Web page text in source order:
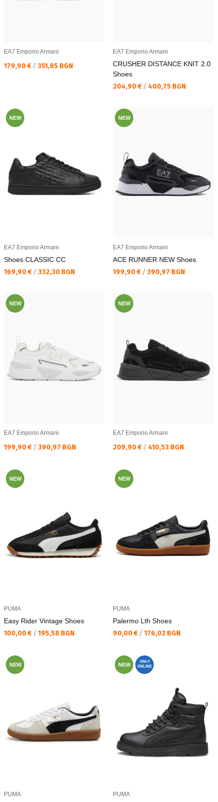
EA7 Emporio Armani
Текуща цена:
179,90 € / 351,85 BGN
EA7 Emporio Armani
CRUSHER DISTANCE KNIT 2.0
Shoes
Текуща цена:
204,90 € / 400,75 BGN
NEW
EA7 Emporio Armani
Shoes CLASSIC CC
Текуща цена:
169,90 € / 332,30 BGN
NEW
EA7 Emporio Armani
ACE RUNNER NEW Shoes
Текуща цена:
199,90 € / 390,97 BGN
NEW
EA7 Emporio Armani
Текуща цена:
199,90 € / 390,97 BGN
NEW
EA7 Emporio Armani
Текуща цена:
209,90 € / 410,53 BGN
NEW
PUMA
Easy Rider Vintage Shoes
Текуща цена:
100,00 € / 195,58 BGN
NEW
PUMA
Palermo Lth Shoes
Текуща цена:
90,00 € / 176,02 BGN
NEW
PUMA
NEW
ONLY
ONLINE
PUMA